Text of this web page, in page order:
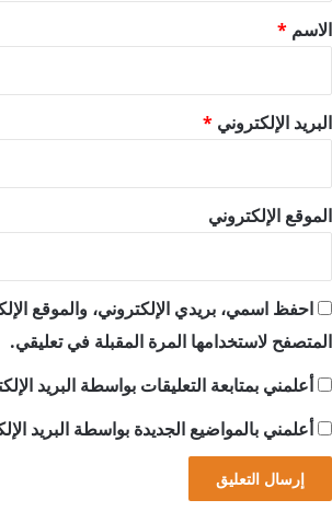
*
الاسم *
البريد الإلكتروني *
الموقع الإلكتروني
احفظ اسمي، بريدي الإلكتروني، والموقع
المتصفح لاستخدامها المرة المقبلة في تعليقي.
أعلمني بمتابعة التعليقات بواسطة البريد
أعلمني بالمواضيع الجديدة بواسطة البريد